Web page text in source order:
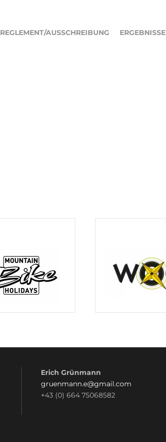
REGLEMENT/AUSSCHREIBUNG ERGEBNISSE
Erich Grünmann
gruenmann.e@gmail.com
+43 (0) 664 75068582